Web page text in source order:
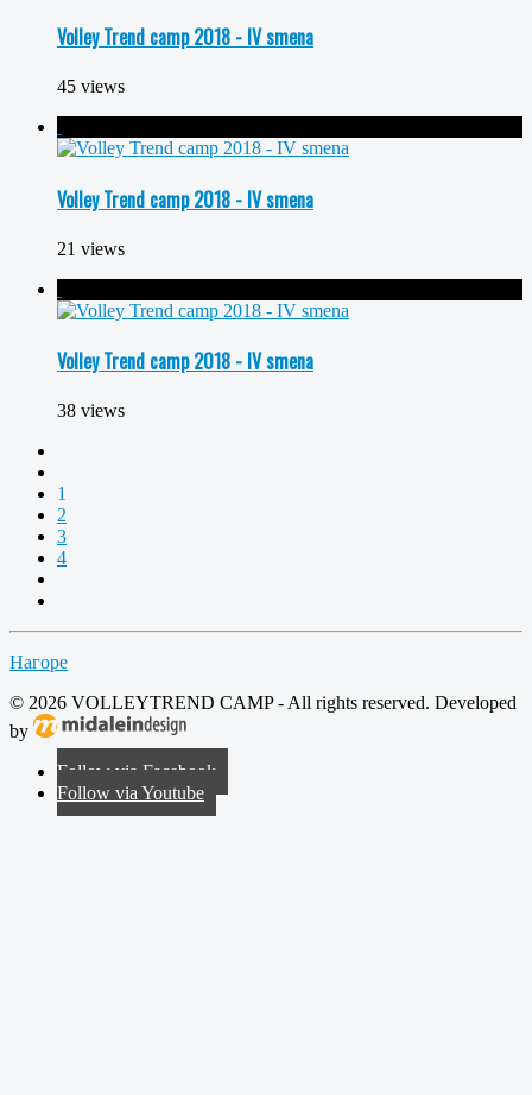
Volley Trend camp 2018 - IV smena
45 views
Volley Trend camp 2018 - IV smena
21 views
Volley Trend camp 2018 - IV smena
38 views
1
2
3
4
Нагоре
© 2026 VOLLEYTREND CAMP - All rights reserved. Developed
by
Follow via Facebook
Follow via Youtube